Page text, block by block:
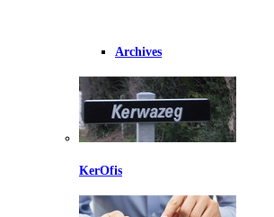
Archives
KerOfis